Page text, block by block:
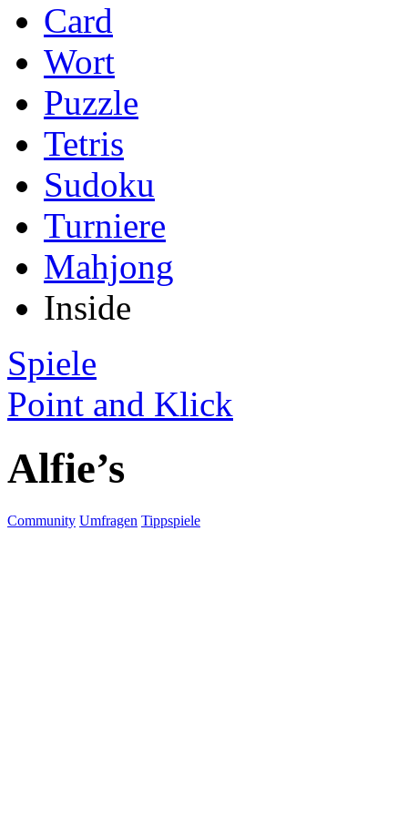
Card
Wort
Puzzle
Tetris
Sudoku
Turniere
Mahjong
Inside
Spiele
Point and Klick
Alfie’s
Community Umfragen Tippspiele